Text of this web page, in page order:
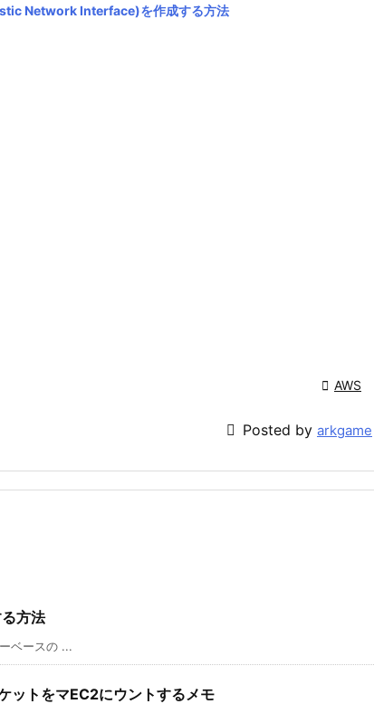
Network Interface)を作成する方法
 AWS
 Posted by arkgame
方法
ベースの ...
トをマEC2にウントするメモ